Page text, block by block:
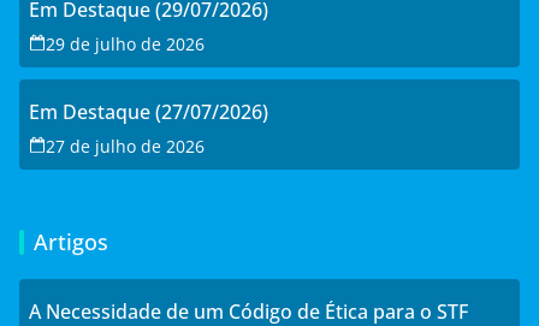
Em Destaque (29/07/2026)
29 de julho de 2026
Em Destaque (27/07/2026)
27 de julho de 2026
Artigos
A Necessidade de um Código de Ética para o STF